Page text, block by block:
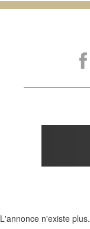
L'annonce n'existe plus.